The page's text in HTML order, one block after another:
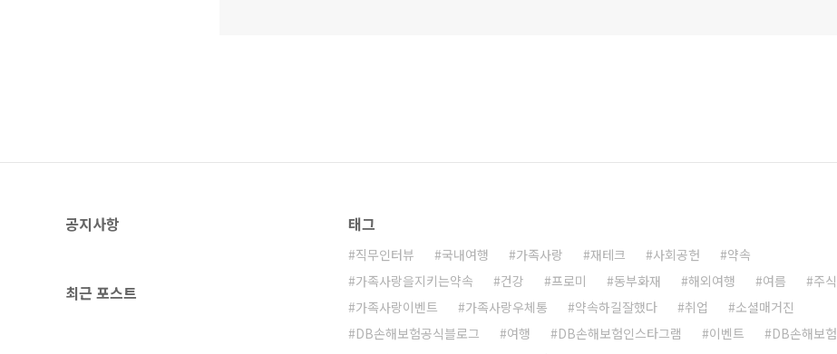
공지사항
최근 포스트
태그
직무인터뷰 국내여행 가족사랑 재테크 사회공헌
약속
가족사랑을지키는약속
건강 프로미 동부화재 해외여행 여름
주식
가족사랑이벤트
가족사랑우체통 약속하길잘했다 취업
소셜매거진
DB손해보험공식블로그
여행 DB손해보험인스타그램 이벤트
DB손해보험